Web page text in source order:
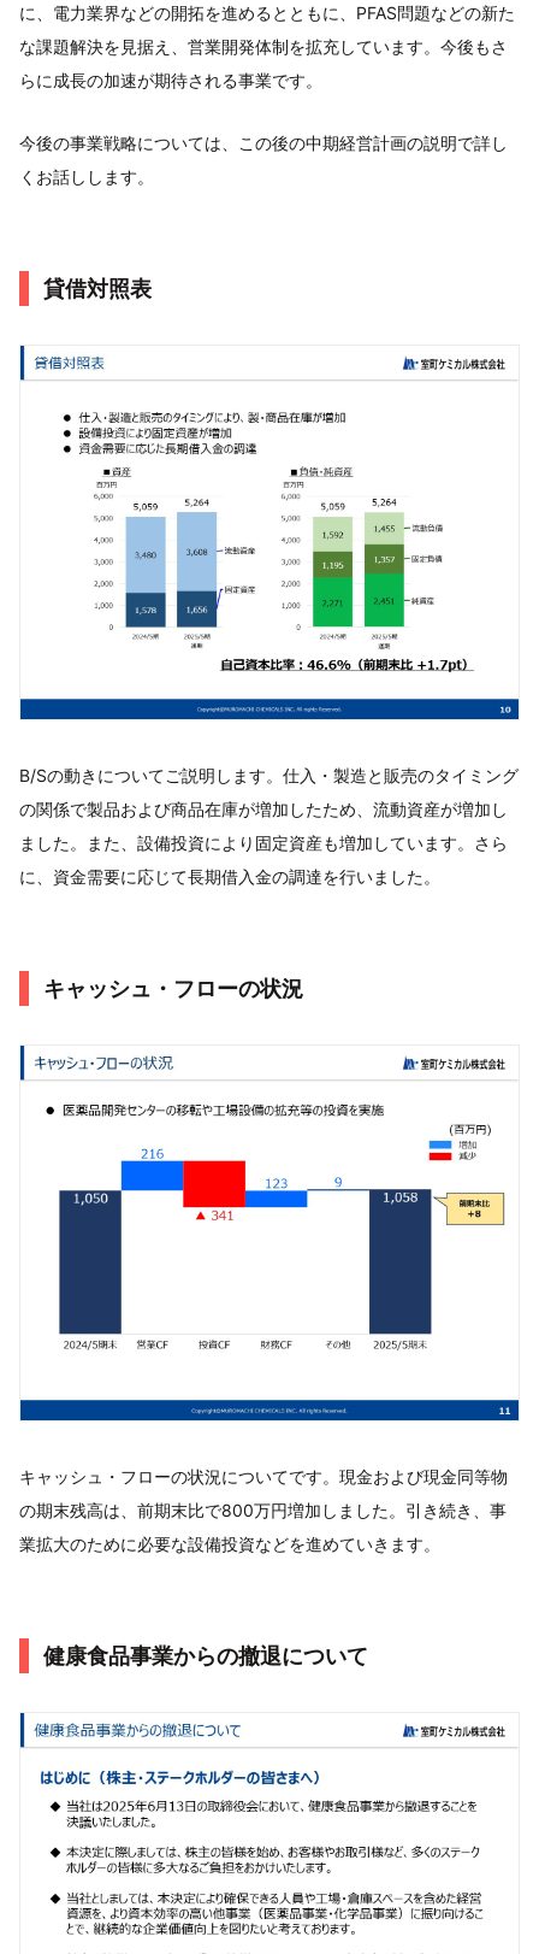
に、電力業界などの開拓を進めるとともに、PFAS問題などの新た
な課題解決を見据え、営業開発体制を拡充しています。今後もさ
らに成長の加速が期待される事業です。
今後の事業戦略については、この後の中期経営計画の説明で詳し
くお話しします。
貸借対照表
B/Sの動きについてご説明します。仕入・製造と販売のタイミング
の関係で製品および商品在庫が増加したため、流動資産が増加し
ました。また、設備投資により固定資産も増加しています。さら
に、資金需要に応じて長期借入金の調達を行いました。
キャッシュ・フローの状況
キャッシュ・フローの状況についてです。現金および現金同等物
の期末残高は、前期末比で800万円増加しました。引き続き、事
業拡大のために必要な設備投資などを進めていきます。
健康食品事業からの撤退について